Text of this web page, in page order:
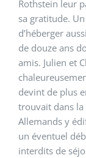
Rothstein leur
sa gratitude.
d’héberger
de douze ans
amis. Julien et
devint de plus
trouvait dans la
Allemands y
un éventuel
interdits de